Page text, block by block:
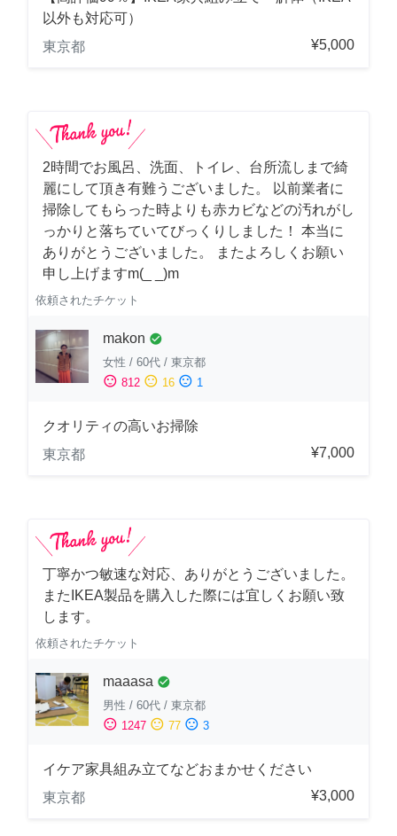
以外も対応可）
東京都
¥5,000
2時間でお風呂、洗面、トイレ、台所流しまで綺
麗にして頂き有難うございました。 以前業者に
掃除してもらった時よりも赤カビなどの汚れがし
っかりと落ちていてびっくりしました！ 本当に
ありがとうございました。 またよろしくお願い
申し上げますm(_ _)m
依頼されたチケット
makon check_circle
女性 / 60代 / 東京都
sentiment_satisfied 812 sentiment_neutral 16 sentiment_dissatisfied 1
クオリティの高いお掃除
東京都
¥7,000
丁寧かつ敏速な対応、ありがとうございました。
またIKEA製品を購入した際には宜しくお願い致
します。
依頼されたチケット
maaasa check_circle
男性 / 60代 / 東京都
sentiment_satisfied 1247 sentiment_neutral 77 sentiment_dissatisfied 3
イケア家具組み立てなどおまかせください
東京都
¥3,000